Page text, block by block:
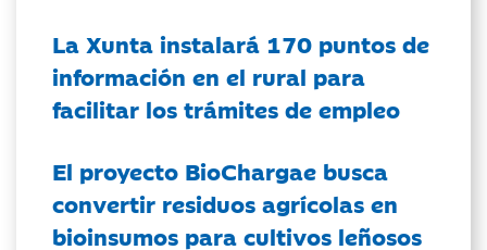
La Xunta instalará 170 puntos de
información en el rural para
facilitar los trámites de empleo
El proyecto BioChargae busca
convertir residuos agrícolas en
bioinsumos para cultivos leñosos